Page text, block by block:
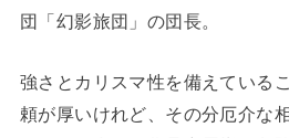
団「幻影旅団」の団長。
強さとカリスマ性を備えている
頼が厚いけれど、その分厄介な